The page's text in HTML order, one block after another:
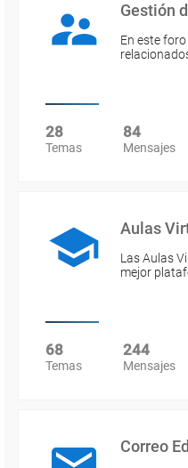
Gestión
En este
28
Temas
84
Mensajes
Aulas
Las Aulas
mejor
68
Temas
244
Mensajes
Correo